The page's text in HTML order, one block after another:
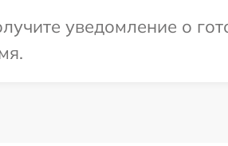
уведомление о